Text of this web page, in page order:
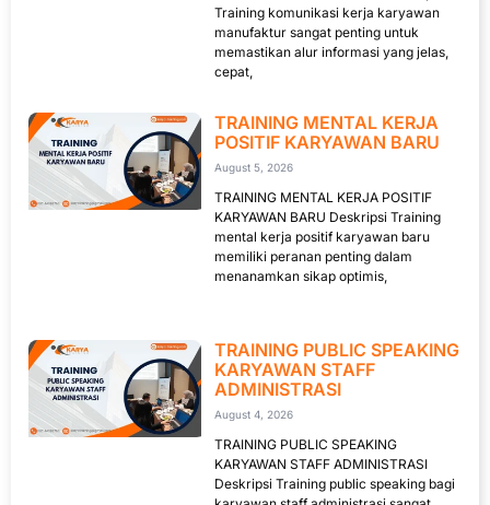
Training komunikasi kerja karyawan
manufaktur sangat penting untuk
memastikan alur informasi yang jelas,
cepat,
TRAINING MENTAL KERJA
POSITIF KARYAWAN BARU
August 5, 2026
TRAINING MENTAL KERJA POSITIF
KARYAWAN BARU Deskripsi Training
mental kerja positif karyawan baru
memiliki peranan penting dalam
menanamkan sikap optimis,
TRAINING PUBLIC SPEAKING
KARYAWAN STAFF
ADMINISTRASI
August 4, 2026
TRAINING PUBLIC SPEAKING
KARYAWAN STAFF ADMINISTRASI
Deskripsi Training public speaking bagi